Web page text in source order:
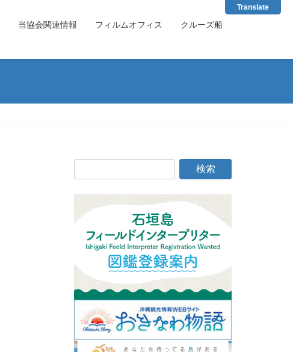
当協会関連情報 フィルムオフィス クルーズ船
Translate